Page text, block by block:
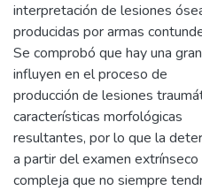
interpretación de lesiones
producidas por armas
Se comprobó que hay una
influyen en el proceso de
producción de lesiones
características morfológicas
resultantes, por lo que la
a partir del examen
compleja que no siempre